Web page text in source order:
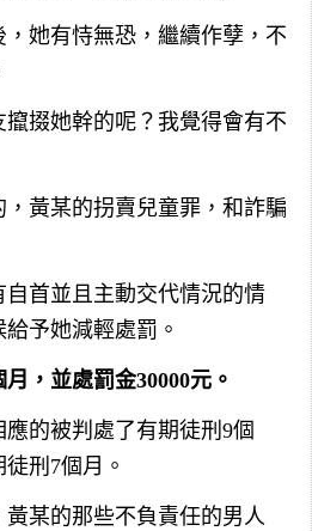
她有恃無恐，繼續作孽，不
掇她幹的呢？我覺得會有不
黃某的拐賣兒童罪，和詐騙
自首並且主動交代情況的情
予她減輕處罰。
，並處罰金30000元。
的被判處了有期徒刑9個
刑7個月。
某的那些不負責任的男人